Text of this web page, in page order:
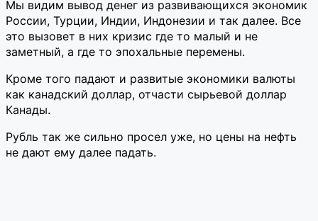
Мы видим вывод денег из развивающихся экономик
России, Турции, Индии, Индонезии и так далее. Все
это вызовет в них кризис где то малый и не
заметный, а где то эпохальные перемены.
Кроме того падают и развитые экономики валюты
как канадский доллар, отчасти сырьевой доллар
Канады.
Рубль так же сильно просел уже, но цены на нефть
не дают ему далее падать.